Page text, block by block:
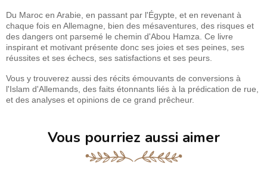
Du Maroc en Arabie, en passant par l'Égypte, et en revenant à
chaque fois en Allemagne, bien des mésaventures, des risques et
des dangers ont parsemé le chemin d'Abou Hamza. Ce livre
inspirant et motivant présente donc ses joies et ses peines, ses
réussites et ses échecs, ses satisfactions et ses peurs.
Vous y trouverez aussi des récits émouvants de conversions à
l'Islam d'Allemands, des faits étonnants liés à la prédication de rue,
et des analyses et opinions de ce grand prêcheur.
Vous pourriez aussi aimer